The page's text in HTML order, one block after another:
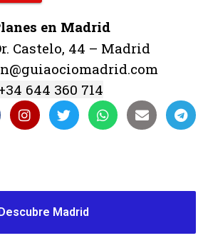
en Madrid
Castelo, 44 – Madrid
644 360 714
Descubre Madrid